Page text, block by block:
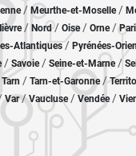
/ Meurthe-et-Moselle/
/ Nord/ Oise / Orne/
Atlantiques / Pyrénées-
/ Savoie/ Seine-et-Marne/
Tarn / Tarn-et-Garonne/
Var/Vaucluse/ Vendée/